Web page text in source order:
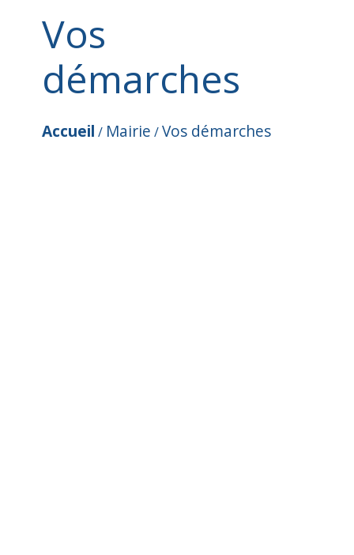
Vos
démarches
Accueil / Mairie /Vos démarches